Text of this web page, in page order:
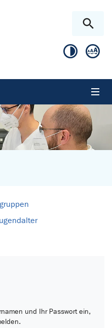
und Ihr Passwort ein,